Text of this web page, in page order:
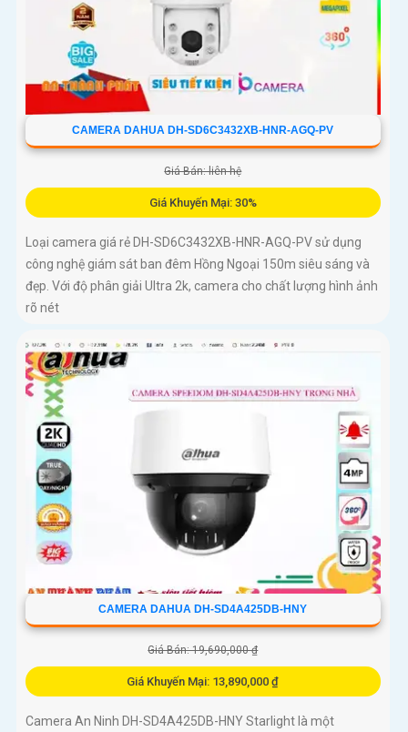
CAMERA DAHUA DH-SD6C3432XB-HNR-AGQ-PV
Giá Bán: liên hệ
Giá Khuyến Mại: 30%
Loại camera giá rẻ DH-SD6C3432XB-HNR-AGQ-PV sử dụng
công nghệ giám sát ban đêm Hồng Ngoại 150m siêu sáng và
đẹp. Với độ phân giải Ultra 2k, camera cho chất lượng hình ảnh
rõ nét
CAMERA DAHUA DH-SD4A425DB-HNY
Giá Bán: 19,690,000 ₫
Giá Khuyến Mại: 13,890,000 ₫
Camera An Ninh DH-SD4A425DB-HNY Starlight là một